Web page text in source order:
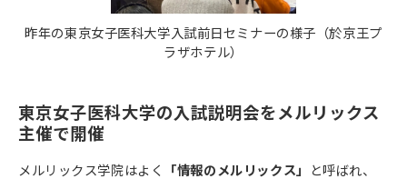
昨年の東京女子医科大学入試前日セミナーの様子（於京王プ
ラザホテル）
東京女子医科大学の入試説明会をメルリックス
主催で開催
メルリックス学院はよく 「情報のメルリックス」
と呼ばれ、